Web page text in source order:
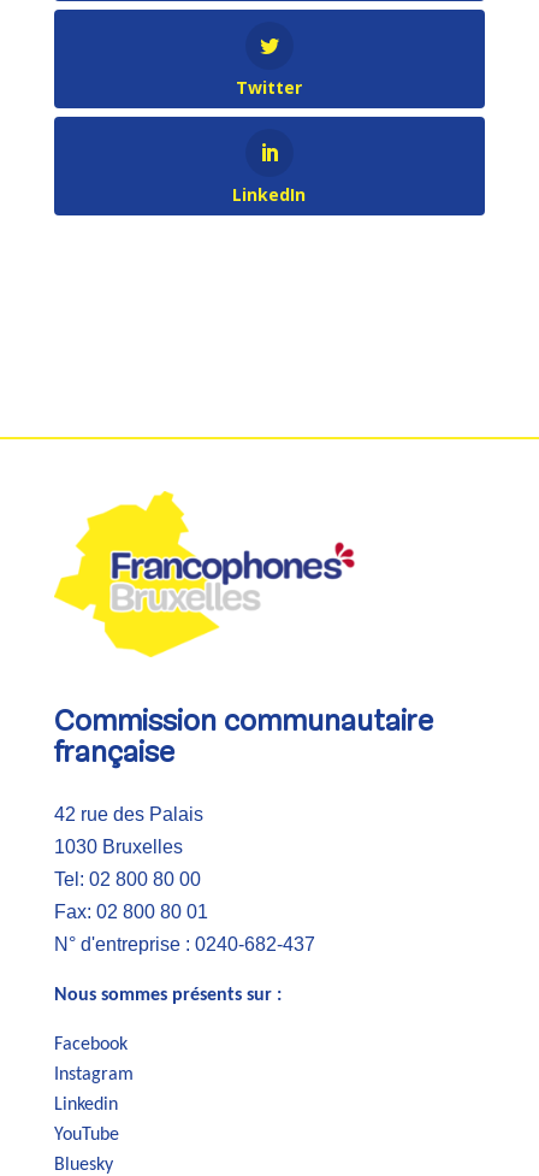
Twitter
LinkedIn
Commission communautaire
française
42 rue des Palais
1030 Bruxelles
Tel: 02 800 80 00
Fax: 02 800 80 01
N° d'entreprise : 0240-682-437
Nous sommes présents sur :
Facebook
Instagram
Linkedin
YouTube
Bluesky